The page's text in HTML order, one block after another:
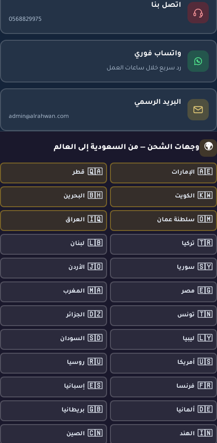
اتصل بنا
0568829975
واتساب فوري
رد سريع خلال ساعات العمل
البريد الرسمي
admin@alrahwan.com
🌍 وجهات الشحن — من السعودية إلى العالم
🇦🇪 الإمارات 🇶🇦 قطر
🇰🇼 الكويت 🇧🇭 البحرين
🇴🇲 سلطنة عمان 🇮🇶 العراق
🇹🇷 تركيا 🇱🇧 لبنان
🇸🇾 سوريا 🇯🇴 الأردن
🇪🇬 مصر 🇲🇦 المغرب
🇹🇳 تونس 🇩🇿 الجزائر
🇱🇾 ليبيا 🇸🇩 السودان
🇺🇸 أمريكا 🇷🇺 روسيا
🇫🇷 فرنسا 🇪🇸 إسبانيا
🇩🇪 ألمانيا 🇬🇧 بريطانيا
🇮🇳 الهند 🇨🇳 الصين